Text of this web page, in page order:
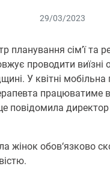
29/03/2023
планування сім’ї та
проводити виїзні
У квітні
працюватиме
повідомила директор
жінок обов‘язково